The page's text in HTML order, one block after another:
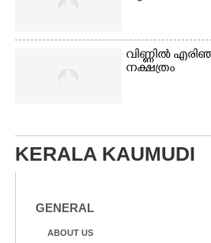
വി​ണ്ണി​ൽ​
ന​ക്ഷ​ത്രം
KERALA KAUMUDI
GENERAL
ABOUT US